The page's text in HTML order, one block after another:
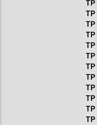
ТР
ТР
ТР
ТР
ТР
ТР
ТР
ТР
ТР
ТР
ТР
ТР